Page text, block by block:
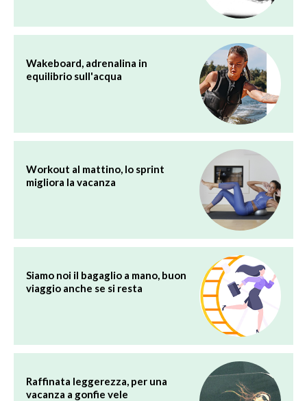
Wakeboard, adrenalina in
equilibrio sull'acqua
Workout al mattino, lo sprint
migliora la vacanza
Siamo noi il bagaglio a mano, buon
viaggio anche se si resta
Raffinata leggerezza, per una
vacanza a gonfie vele